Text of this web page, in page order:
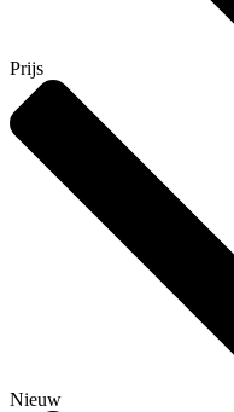
Prijs
Nieuw